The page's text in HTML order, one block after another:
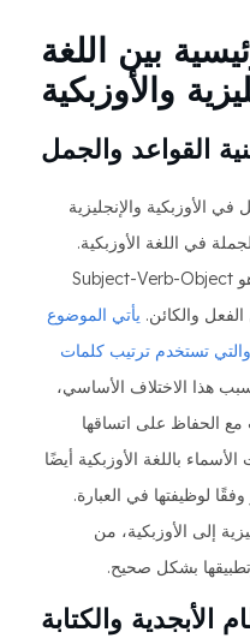
بين اللغة
والأوزبكية
القواعد والجمل
الأوزبكية والإنجليزية
في اللغة الأوزبكية.
ترتيب الكلمات في اللغة الإنجليزية هو Subject-Verb-Object
يأتي الموضوع
والتي تستخدم ترتيب كلمات
هذا الاختلاف الأساسي،
الحفاظ على اتساقها
باللغة الأوزبكية أيضًا
لوظيفتها في العبارة.
إلى الأوزبكية، من
بشكل صحيح.
الأبجدية والكتابة